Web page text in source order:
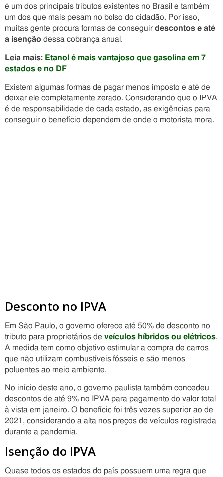
é um dos principais tributos existentes no Brasil e também
um dos que mais pesam no bolso do cidadão. Por isso,
muitas gente procura formas de conseguir descontos e até
a isenção dessa cobrança anual.
Leia mais: Etanol é mais vantajoso que gasolina em 7
estados e no DF
Existem algumas formas de pagar menos imposto e até de
deixar ele completamente zerado. Considerando que o IPVA
é de responsabilidade de cada estado, as exigências para
conseguir o benefício dependem de onde o motorista mora.
Desconto no IPVA
Em São Paulo, o governo oferece até 50% de desconto no
tributo para proprietários de veículos híbridos ou elétricos.
A medida tem como objetivo estimular a compra de carros
que não utilizam combustíveis fósseis e são menos
poluentes ao meio ambiente.
No início deste ano, o governo paulista também concedeu
descontos de até 9% no IPVA para pagamento do valor total
à vista em janeiro. O benefício foi três vezes superior ao de
2021, considerando a alta nos preços de veículos registrada
durante a pandemia.
Isenção do IPVA
Quase todos os estados do país possuem uma regra que